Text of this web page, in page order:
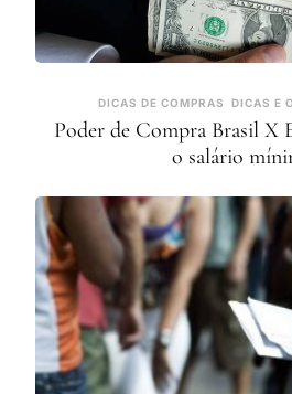
DICAS DE COMPRAS DICAS E
Poder de Compra Brasil X
o salário